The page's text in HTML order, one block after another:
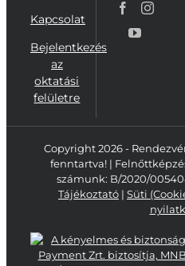
Kapcsolat
Bejelentkezés
az
oktatási
felületre
Copyright 2026 -
fenntartva! |
számunk: B/2020/
Tájékoztató | Süti